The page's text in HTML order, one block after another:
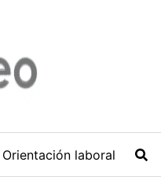
Orientación laboral